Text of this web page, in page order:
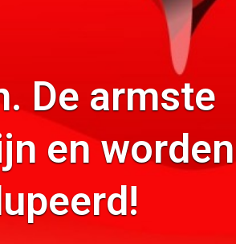
De armste
en worden